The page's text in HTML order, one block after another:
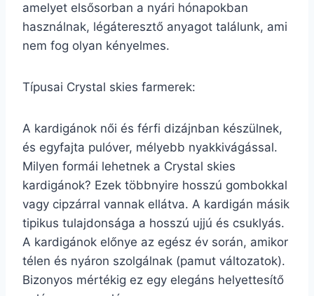
amelyet elsősorban a nyári hónapokban
használnak, légáteresztő anyagot találunk, ami
nem fog olyan kényelmes.
Típusai Crystal skies farmerek:
A kardigánok női és férfi dizájnban készülnek,
és egyfajta pulóver, mélyebb nyakkivágással.
Milyen formái lehetnek a Crystal skies
kardigánok? Ezek többnyire hosszú gombokkal
vagy cipzárral vannak ellátva. A kardigán másik
tipikus tulajdonsága a hosszú ujjú és csuklyás.
A kardigánok előnye az egész év során, amikor
télen és nyáron szolgálnak (pamut változatok).
Bizonyos mértékig ez egy elegáns helyettesítő